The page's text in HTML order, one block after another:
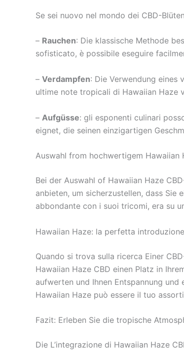
Se sei nuovo nel mondo dei CBD-
– Rauchen: Die klassische Methode
sofisticato, è possibile eseguire
– Verdampfen: Die Verwendung eines
ultime note tropicali di Hawaiian Haze
– Aufgüsse: gli esponenti culinari
eignet, die seinen einzigartigen
Auswahl from hochwertigem Hawaiian
Bei der Auswahl of Hawaiian Haze
anbieten, um sicherzustellen, dass Sie
abbondante con i suoi tricomi, era su
Hawaiian Haze: la perfetta
Quando si trova sulla ricerca Einer
Hawaiian Haze CBD einen Platz in
aufwerten und Ihnen Entspannung
Hawaiian Haze può essere il tuo
Fazit: Erleben Sie die tropische
Die L’integrazione di Hawaiian Haze